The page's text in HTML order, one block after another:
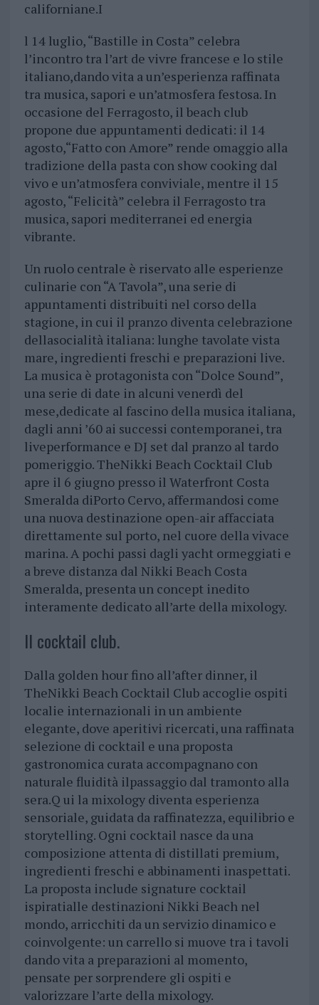
californiane.I
l 14 luglio, “Bastille in Costa” celebra
l’incontro tra l’art de vivre francese e lo stile
italiano,dando vita a un’esperienza raffinata
tra musica, sapori e un’atmosfera festosa. In
occasione del Ferragosto, il beach club
propone due appuntamenti dedicati: il 14
agosto,“Fatto con Amore” rende omaggio alla
tradizione della pasta con show cooking dal
vivo e un’atmosfera conviviale, mentre il 15
agosto, “Felicità” celebra il Ferragosto tra
musica, sapori mediterranei ed energia
vibrante.
Un ruolo centrale è riservato alle esperienze
culinarie con “A Tavola”, una serie di
appuntamenti distribuiti nel corso della
stagione, in cui il pranzo diventa celebrazione
dellasocialità italiana: lunghe tavolate vista
mare, ingredienti freschi e preparazioni live.
La musica è protagonista con “Dolce Sound”,
una serie di date in alcuni venerdì del
mese,dedicate al fascino della musica italiana,
dagli anni ’60 ai successi contemporanei, tra
liveperformance e DJ set dal pranzo al tardo
pomeriggio. TheNikki Beach Cocktail Club
apre il 6 giugno presso il Waterfront Costa
Smeralda diPorto Cervo, affermandosi come
una nuova destinazione open-air affacciata
direttamente sul porto, nel cuore della vivace
marina. A pochi passi dagli yacht ormeggiati e
a breve distanza dal Nikki Beach Costa
Smeralda, presenta un concept inedito
interamente dedicato all’arte della mixology.
Il cocktail club.
Dalla golden hour fino all’after dinner, il
TheNikki Beach Cocktail Club accoglie ospiti
localie internazionali in un ambiente
elegante, dove aperitivi ricercati, una raffinata
selezione di cocktail e una proposta
gastronomica curata accompagnano con
naturale fluidità ilpassaggio dal tramonto alla
sera.Q ui la mixology diventa esperienza
sensoriale, guidata da raffinatezza, equilibrio e
storytelling. Ogni cocktail nasce da una
composizione attenta di distillati premium,
ingredienti freschi e abbinamenti inaspettati.
La proposta include signature cocktail
ispiratialle destinazioni Nikki Beach nel
mondo, arricchiti da un servizio dinamico e
coinvolgente: un carrello si muove tra i tavoli
dando vita a preparazioni al momento,
pensate per sorprendere gli ospiti e
valorizzare l’arte della mixology.